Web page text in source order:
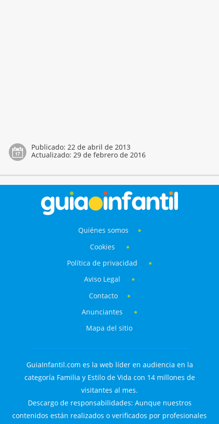
Publicado: 22 de abril de 2013
Actualizado: 29 de febrero de 2016
Quiénes somos
Cookies
Política de privacidad
Aviso Legal
Contacto
Anunciantes
Mapa del sitio
GuiaInfantil.com es la web líder en audiencia en la
categoría Familia y Estilo de Vida con 14 millones de
visitantes al mes.
Descargo de responsabilidades: Aunque nuestros
contenidos están realizados o verificados por profesionales